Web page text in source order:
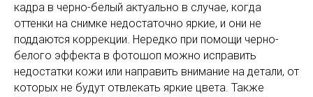
кадра в черно-белый актуально в случае, когда
оттенки на снимке недостаточно яркие, и они не
поддаются коррекции. Нередко при помощи черно-
белого эффекта в фотошоп можно исправить
недостатки кожи или направить внимание на детали, от
которых не будут отвлекать яркие цвета. Также